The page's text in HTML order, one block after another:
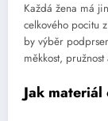
Každá žena má
celkového pocitu
by výběr
měkkost,
Jak